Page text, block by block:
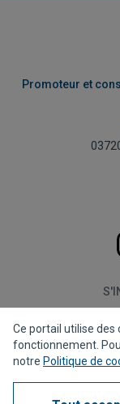
Promoteur et
Ce portail utilise des
fonctionnement.
notre Politique de